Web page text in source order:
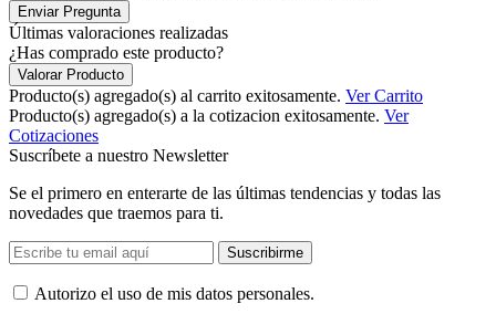
Enviar Pregunta
Últimas valoraciones realizadas
¿Has comprado este producto?
Valorar Producto
Producto(s) agregado(s) al carrito exitosamente. Ver Carrito
Producto(s) agregado(s) a la cotizacion exitosamente. Ver
Cotizaciones
Suscríbete a nuestro Newsletter
Se el primero en enterarte de las últimas tendencias y todas las
novedades que traemos para ti.
Suscribirme
Autorizo ​​el uso de mis datos personales.